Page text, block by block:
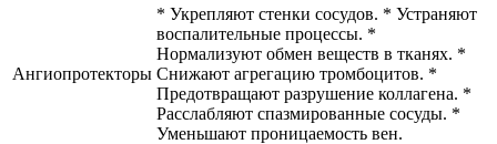
Ангиопротекторы
* Укрепляют стенки сосудов. * Устраняют
воспалительные процессы. *
Нормализуют обмен веществ в тканях. *
Снижают агрегацию тромбоцитов. *
Предотвращают разрушение коллагена. *
Расслабляют спазмированные сосуды. *
Уменьшают проницаемость вен.